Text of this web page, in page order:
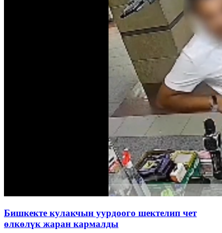
Бишкекте кулакчын уурдоого шектелип чет
өлкөлүк жаран кармалды